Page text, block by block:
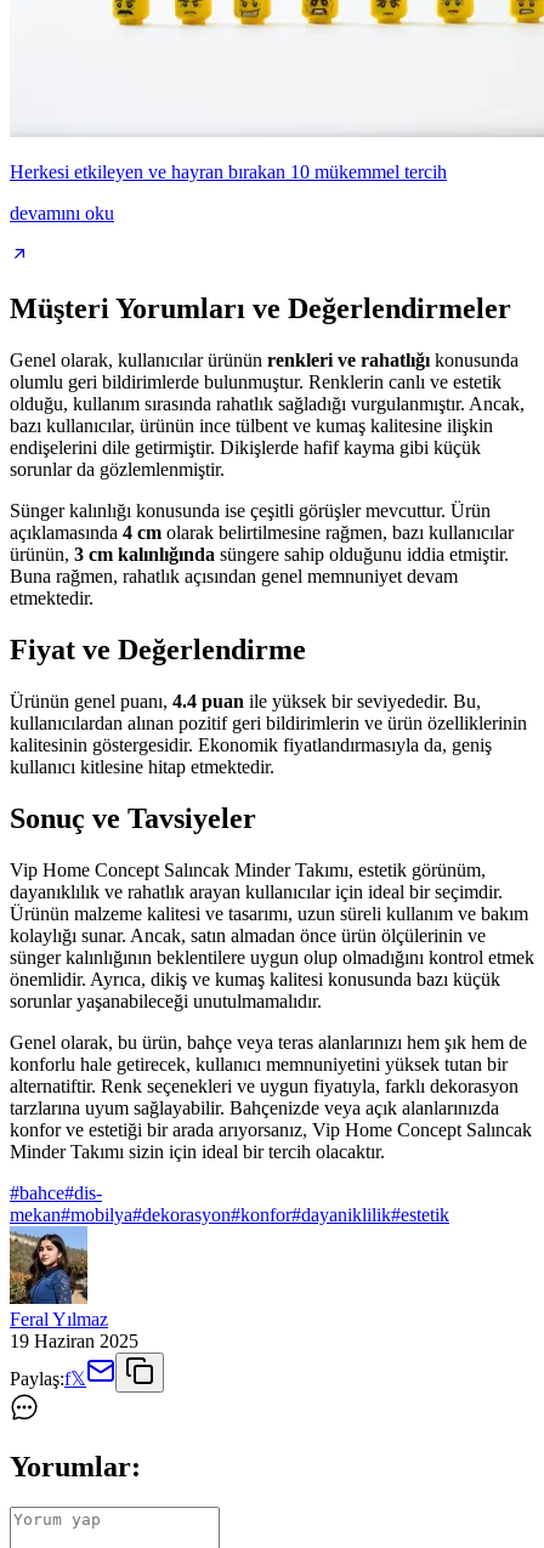
Herkesi etkileyen ve hayran bırakan 10 mükemmel tercih
devamını oku
Müşteri Yorumları ve Değerlendirmeler
Genel olarak, kullanıcılar ürünün renkleri ve rahatlığı konusunda
olumlu geri bildirimlerde bulunmuştur. Renklerin canlı ve estetik
olduğu, kullanım sırasında rahatlık sağladığı vurgulanmıştır. Ancak,
bazı kullanıcılar, ürünün ince tülbent ve kumaş kalitesine ilişkin
endişelerini dile getirmiştir. Dikişlerde hafif kayma gibi küçük
sorunlar da gözlemlenmiştir.
Sünger kalınlığı konusunda ise çeşitli görüşler mevcuttur. Ürün
açıklamasında 4 cm olarak belirtilmesine rağmen, bazı kullanıcılar
ürünün, 3 cm kalınlığında süngere sahip olduğunu iddia etmiştir.
Buna rağmen, rahatlık açısından genel memnuniyet devam
etmektedir.
Fiyat ve Değerlendirme
Ürünün genel puanı, 4.4 puan ile yüksek bir seviyededir. Bu,
kullanıcılardan alınan pozitif geri bildirimlerin ve ürün özelliklerinin
kalitesinin göstergesidir. Ekonomik fiyatlandırmasıyla da, geniş
kullanıcı kitlesine hitap etmektedir.
Sonuç ve Tavsiyeler
Vip Home Concept Salıncak Minder Takımı, estetik görünüm,
dayanıklılık ve rahatlık arayan kullanıcılar için ideal bir seçimdir.
Ürünün malzeme kalitesi ve tasarımı, uzun süreli kullanım ve bakım
kolaylığı sunar. Ancak, satın almadan önce ürün ölçülerinin ve
sünger kalınlığının beklentilere uygun olup olmadığını kontrol etmek
önemlidir. Ayrıca, dikiş ve kumaş kalitesi konusunda bazı küçük
sorunlar yaşanabileceği unutulmamalıdır.
Genel olarak, bu ürün, bahçe veya teras alanlarınızı hem şık hem de
konforlu hale getirecek, kullanıcı memnuniyetini yüksek tutan bir
alternatiftir. Renk seçenekleri ve uygun fiyatıyla, farklı dekorasyon
tarzlarına uyum sağlayabilir. Bahçenizde veya açık alanlarınızda
konfor ve estetiği bir arada arıyorsanız, Vip Home Concept Salıncak
Minder Takımı sizin için ideal bir tercih olacaktır.
#bahce#dis-
mekan#mobilya#dekorasyon#konfor#dayaniklilik#estetik
Feral Yılmaz
19 Haziran 2025
Paylaş:f𝕏
Yorumlar: